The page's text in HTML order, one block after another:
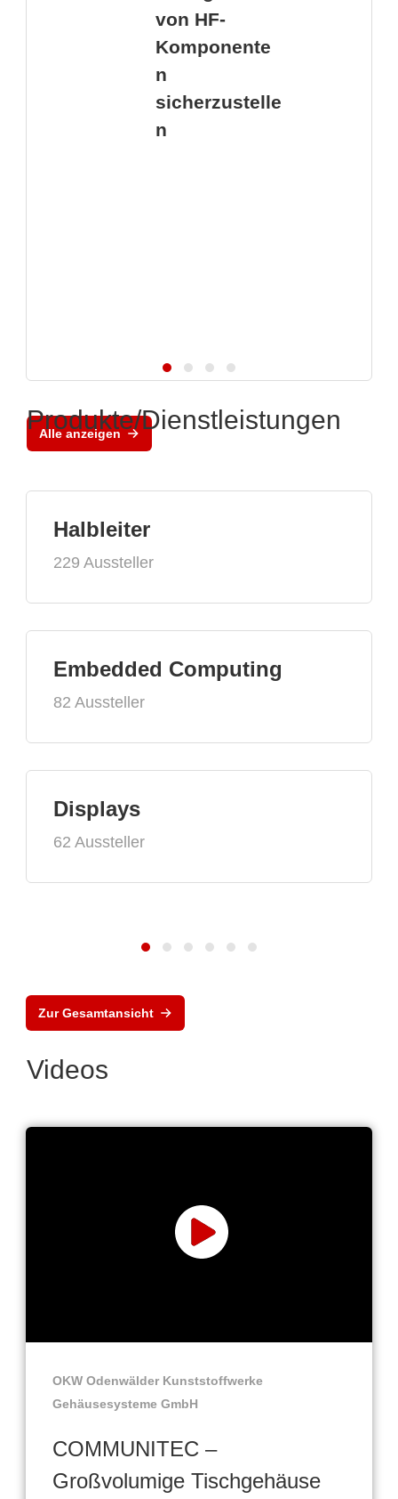
von HF-
Komponente
n
sicherzustelle
n
Alle anzeigen
Produkte/Dienstleistungen
Halbleiter
229 Aussteller
Embedded Computing
82 Aussteller
Displays
62 Aussteller
Zur Gesamtansicht
Videos
OKW Odenwälder Kunststoffwerke
Gehäusesysteme GmbH
COMMUNITEC –
Großvolumige Tischgehäuse